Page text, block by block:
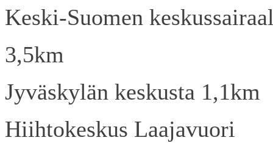
Keski-Suomen
3,5km
Jyväskylän keskusta 1,1km
Hiihtokeskus Laajavuori